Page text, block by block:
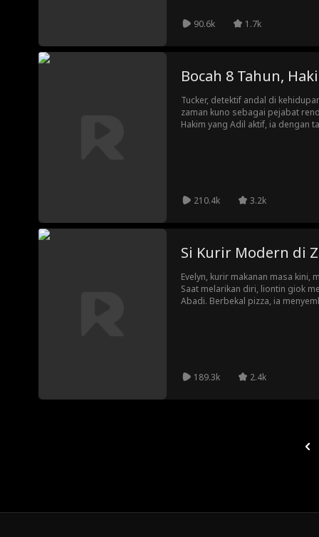
pernah ia hancurkan. Namun,
tak akan tinggal diam.
90.6k 1.7k
Bocah 8 Tahun,
Tucker, detektif andal di
zaman kuno sebagai pejabat
Hakim yang Adil aktif, ia dengan
210.4k
3.2k
Si Kurir Modern di
Evelyn, kurir makanan masa kini,
Saat melarikan diri, liontin giok
Abadi. Berbekal pizza, ia
189.3k 2.4k